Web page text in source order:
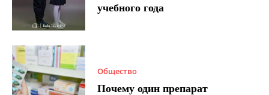
учебного года
Общество
Почему один препарат